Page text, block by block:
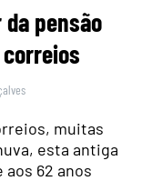
pensão
muitas
esta antiga
62 anos